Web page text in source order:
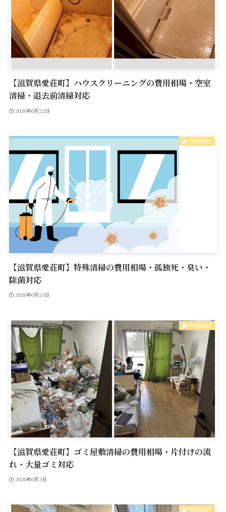
【滋賀県愛荘町】ハウスクリーニングの費用相場・空室
清掃・退去前清掃対応
2026年6月22日
不用品回収
【滋賀県愛荘町】特殊清掃の費用相場・孤独死・臭い・
除菌対応
2026年6月13日
不用品回収
【滋賀県愛荘町】ゴミ屋敷清掃の費用相場・片付けの流
れ・大量ゴミ対応
2026年6月3日
不用品回収